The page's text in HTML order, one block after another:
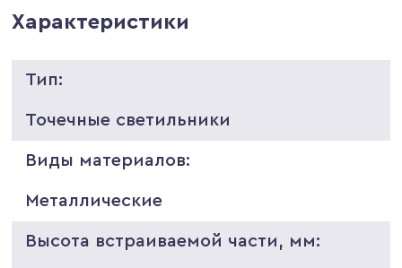
Характеристики
Тип:
Точечные светильники
Виды материалов:
Металлические
Высота встраиваемой части, мм: